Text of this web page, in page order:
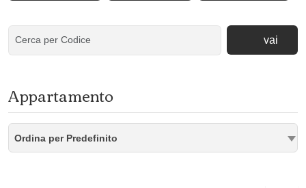
vai
Appartamento
Ordina per Predefinito